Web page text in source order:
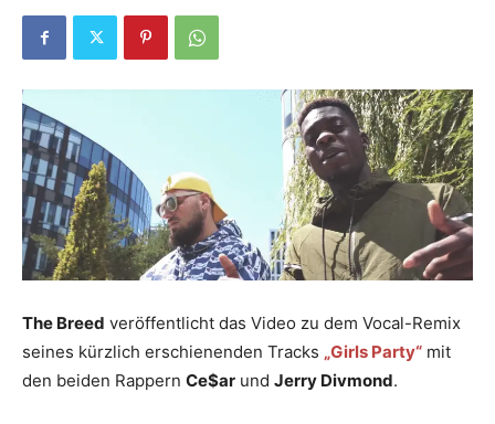
The Breed veröffentlicht das Video zu dem Vocal-Remix
seines kürzlich erschienenden Tracks „Girls Party“ mit
den beiden Rappern Ce$ar und Jerry Divmond.